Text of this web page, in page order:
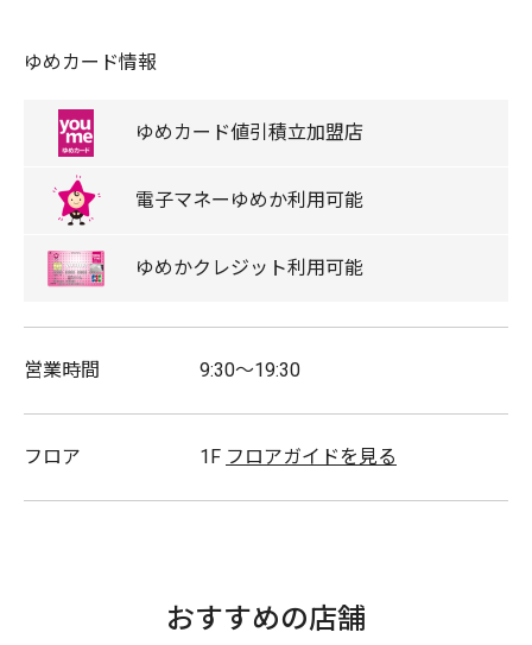
オアシス珈琲の『コーヒービーンズバック』を
お試しください。
取扱商品
ゆめカード情報
ゆめカード値引積立加盟店
電子マネー ゆめか利用可能
ゆめかクレジット利用可能
営業時間 9:30～19:30
フロア 1F フロアガイドを見る
おすすめの店舗